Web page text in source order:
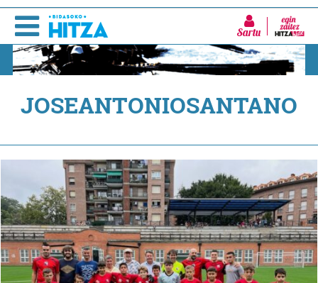
Sartu
JOSEANTONIOSANTANO